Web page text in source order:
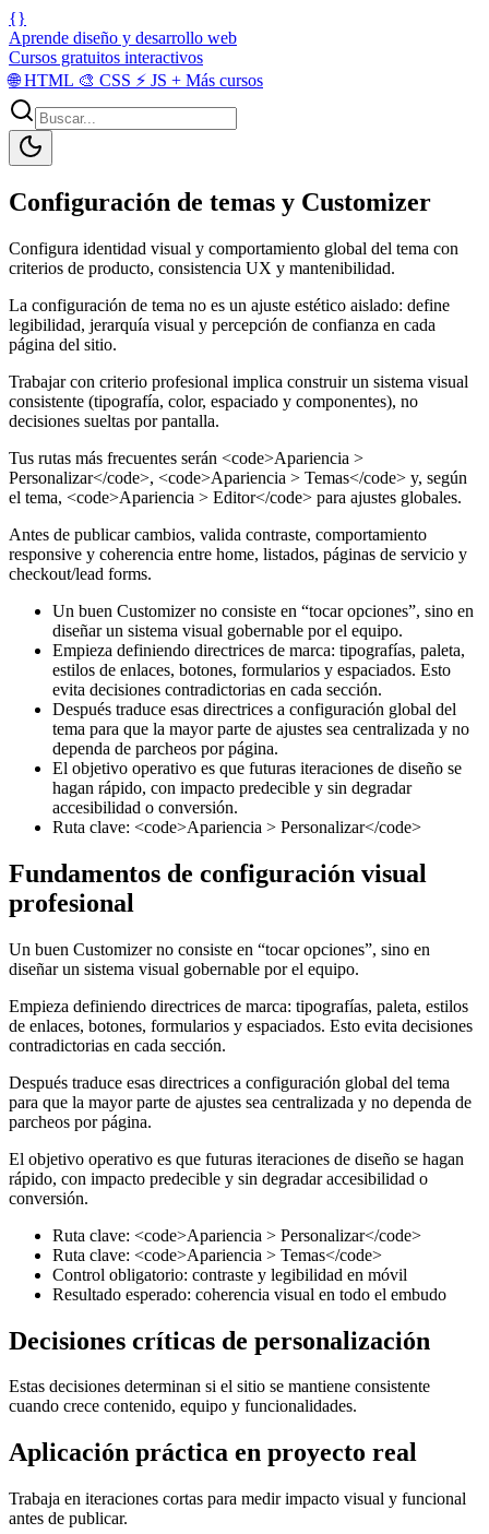
{}
Aprende diseño y desarrollo web
Cursos gratuitos interactivos
🌐HTML 🎨 CSS ⚡ JS + Más cursos
Configuración de temas y Customizer
Configura identidad visual y comportamiento global del tema con
criterios de producto, consistencia UX y mantenibilidad.
La configuración de tema no es un ajuste estético aislado: define
legibilidad, jerarquía visual y percepción de confianza en cada
página del sitio.
Trabajar con criterio profesional implica construir un sistema visual
consistente (tipografía, color, espaciado y componentes), no
decisiones sueltas por pantalla.
Tus rutas más frecuentes serán <code>Apariencia >
Personalizar</code>, <code>Apariencia > Temas</code> y, según
el tema, <code>Apariencia > Editor</code> para ajustes globales.
Antes de publicar cambios, valida contraste, comportamiento
responsive y coherencia entre home, listados, páginas de servicio y
checkout/lead forms.
Un buen Customizer no consiste en “tocar opciones”, sino en
diseñar un sistema visual gobernable por el equipo.
Empieza definiendo directrices de marca: tipografías, paleta,
estilos de enlaces, botones, formularios y espaciados. Esto
evita decisiones contradictorias en cada sección.
Después traduce esas directrices a configuración global del
tema para que la mayor parte de ajustes sea centralizada y no
dependa de parcheos por página.
El objetivo operativo es que futuras iteraciones de diseño se
hagan rápido, con impacto predecible y sin degradar
accesibilidad o conversión.
Ruta clave: <code>Apariencia > Personalizar</code>
Fundamentos de configuración visual
profesional
Un buen Customizer no consiste en “tocar opciones”, sino en
diseñar un sistema visual gobernable por el equipo.
Empieza definiendo directrices de marca: tipografías, paleta, estilos
de enlaces, botones, formularios y espaciados. Esto evita decisiones
contradictorias en cada sección.
Después traduce esas directrices a configuración global del tema
para que la mayor parte de ajustes sea centralizada y no dependa de
parcheos por página.
El objetivo operativo es que futuras iteraciones de diseño se hagan
rápido, con impacto predecible y sin degradar accesibilidad o
conversión.
Ruta clave: <code>Apariencia > Personalizar</code>
Ruta clave: <code>Apariencia > Temas</code>
Control obligatorio: contraste y legibilidad en móvil
Resultado esperado: coherencia visual en todo el embudo
Decisiones críticas de personalización
Estas decisiones determinan si el sitio se mantiene consistente
cuando crece contenido, equipo y funcionalidades.
Aplicación práctica en proyecto real
Trabaja en iteraciones cortas para medir impacto visual y funcional
antes de publicar.